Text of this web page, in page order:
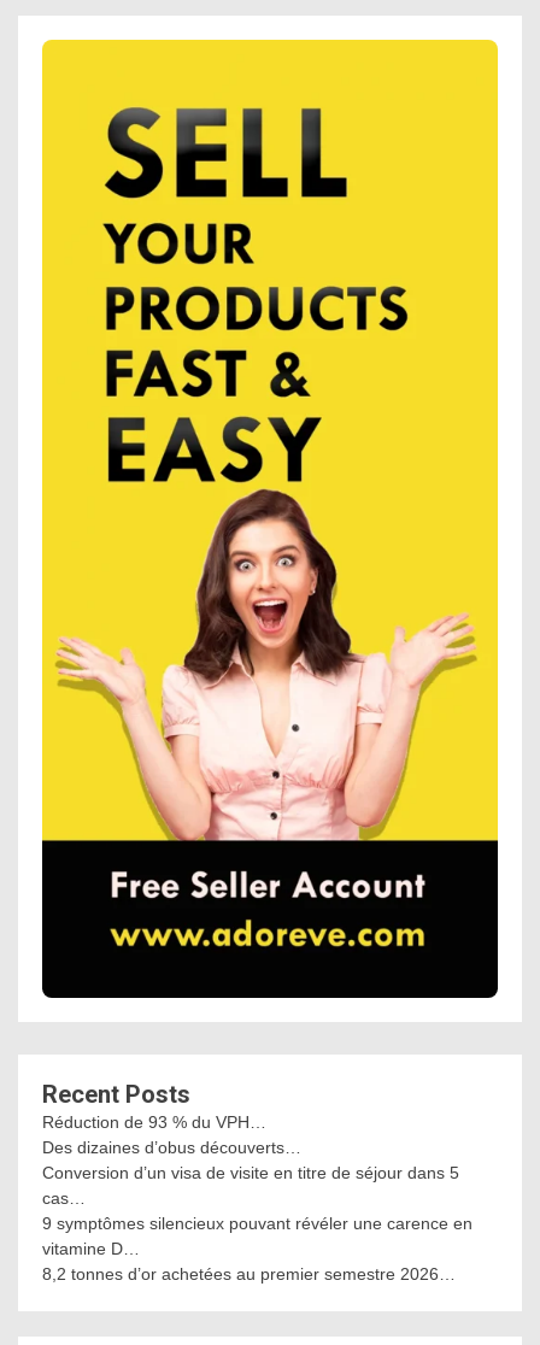
Recent Posts
Réduction de 93 % du VPH…
Des dizaines d’obus découverts…
Conversion d’un visa de visite en titre de séjour dans 5
cas…
9 symptômes silencieux pouvant révéler une carence en
vitamine D…
8,2 tonnes d’or achetées au premier semestre 2026…